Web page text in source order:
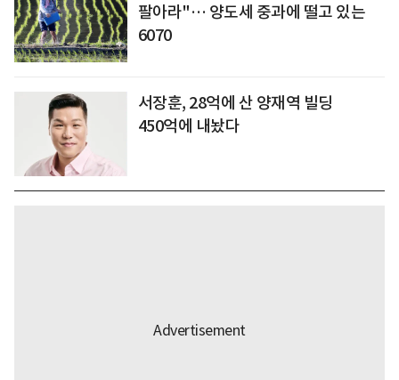
팔아라"… 양도세 중과에 떨고 있는
6070
서장훈, 28억에 산 양재역 빌딩
450억에 내놨다